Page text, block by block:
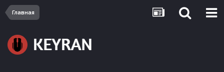
Главная